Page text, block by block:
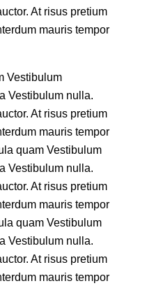
At risus pretium
mauris tempor
Vestibulum
Vestibulum nulla.
At risus pretium
mauris tempor
quam Vestibulum
Vestibulum nulla.
At risus pretium
mauris tempor
quam Vestibulum
Vestibulum nulla.
At risus pretium
mauris tempor